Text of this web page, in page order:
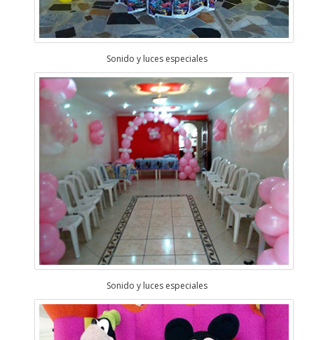
Sonido y luces especiales
Sonido y luces especiales